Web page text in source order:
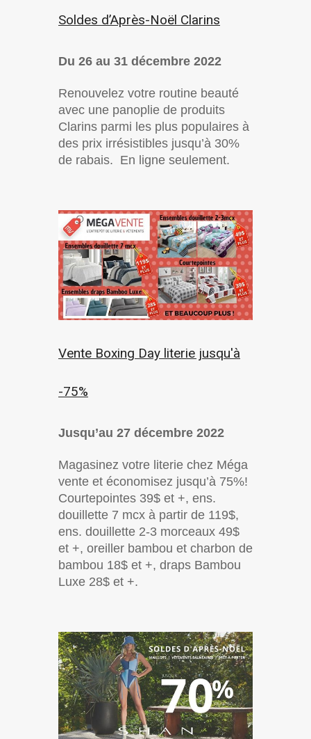
Soldes d’Après-Noël Clarins
Du 26 au 31 décembre 2022
Renouvelez votre routine beauté
avec une panoplie de produits
Clarins parmi les plus populaires à
des prix irrésistibles jusqu’à 30%
de rabais. En ligne seulement.
Vente Boxing Day literie jusqu'à
-75%
Jusqu’au 27 décembre 2022
Magasinez votre literie chez Méga
vente et économisez jusqu’à 75%!
Courtepointes 39$ et +, ens.
douillette 7 mcx à partir de 119$,
ens. douillette 2-3 morceaux 49$
et +, oreiller bambou et charbon de
bambou 18$ et +, draps Bambou
Luxe 28$ et +.